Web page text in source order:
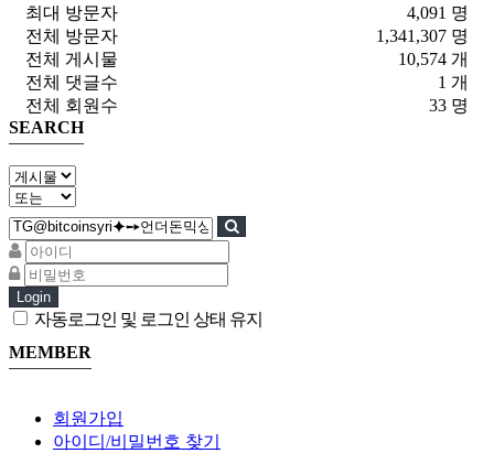
4,091 명
최대 방문자
1,341,307 명
전체 방문자
10,574 개
전체 게시물
1 개
전체 댓글수
33 명
전체 회원수
SEARCH
Login
자동로그인 및 로그인 상태 유지
MEMBER
회원가입
아이디/비밀번호 찾기